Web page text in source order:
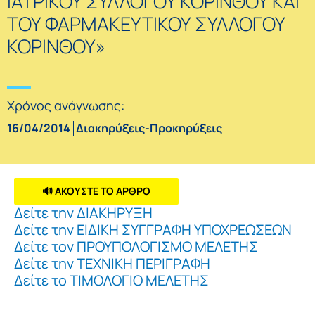
ΤΟΥ ΦΑΡΜΑΚΕΥΤΙΚΟΥ ΣΥΛΛΟΓΟΥ
ΚΟΡΙΝΘΟΥ»
Χρόνος ανάγνωσης:
16/04/2014 Διακηρύξεις-Προκηρύξεις
🔊 ΑΚΟΥΣΤΕ ΤΟ ΑΡΘΡΟ
Δείτε την ΔΙΑΚΗΡΥΞΗ
Δείτε την ΕΙΔΙΚΗ ΣΥΓΓΡΑΦΗ ΥΠΟΧΡΕΩΣΕΩΝ
Δείτε τον ΠΡΟΥΠΟΛΟΓΙΣΜΟ ΜΕΛΕΤΗΣ
Δείτε την ΤΕΧΝΙΚΗ ΠΕΡΙΓΡΑΦΗ
Δείτε το ΤΙΜΟΛΟΓΙΟ ΜΕΛΕΤΗΣ